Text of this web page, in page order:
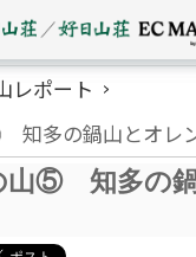
レポート
多の鍋山とオレ
山⑤ 知多の